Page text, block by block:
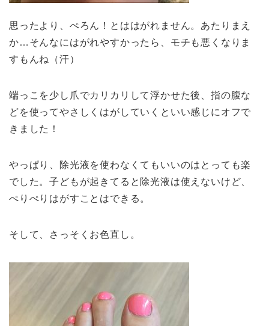
思ったより、ぺろん！とははがれません。あたりまえ
か…そんなにはがれやすかったら、モチも悪くなりま
すもんね（汗）
端っこを少し爪でカリカリして浮かせた後、指の腹な
どを使ってやさしくはがしていくといい感じにオフで
きました！
やっぱり、除光液を使わなくてもいいのはとっても楽
でした。子どもが起きてると除光液は使えないけど、
ぺりぺりはがすことはできる。
そして、さっそくお色直し。